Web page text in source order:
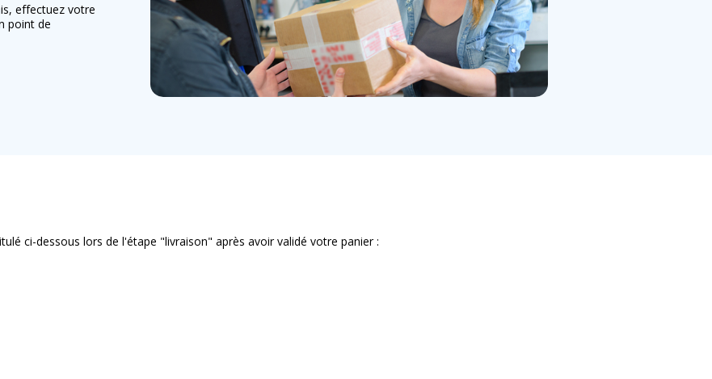
effectuez votre
point de
ci-dessous lors de l'étape "livraison" après avoir validé votre panier :